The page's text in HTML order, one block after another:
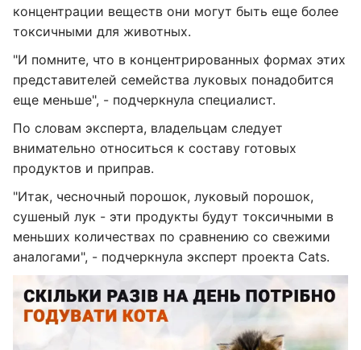
концентрации веществ они могут быть еще более
токсичными для животных.
"И помните, что в концентрированных формах этих
представителей семейства луковых понадобится
еще меньше", - подчеркнула специалист.
По словам эксперта, владельцам следует
внимательно относиться к составу готовых
продуктов и приправ.
"Итак, чесночный порошок, луковый порошок,
сушеный лук - эти продукты будут токсичными в
меньших количествах по сравнению со свежими
аналогами", - подчеркнула эксперт проекта Cats.